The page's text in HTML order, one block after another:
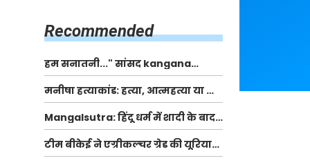
Recommended
हम सनातनी..." सांसद kangana
Ranaut से क्या बोली लड़की? Viral
Jantar-Mantar | CJP protest
मनीषा हत्याकांड: हत्या, आत्महत्या या कोई बड़ा राज?
| Full Story | Josh Haryana
Mangalsutra: हिंदू धर्म में शादी के बाद
मंगलसूत्र क्यों पहनती है महिलाएं, किसने
शुरु की ये परंपरा
टीम बीकेई ने एग्रीकल्चर ग्रेड की यूरिया
खाद गट्टों में बदलकर टेक्निकल ग्रेड में